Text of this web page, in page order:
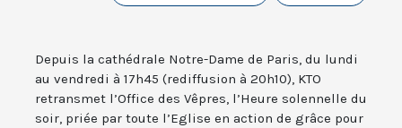
Depuis la cathédrale Notre-Dame de Paris, du lundi
au vendredi à 17h45 (rediffusion à 20h10), KTO
retransmet l’Office des Vêpres, l’Heure solennelle du
soir, priée par toute l’Eglise en action de grâce pour